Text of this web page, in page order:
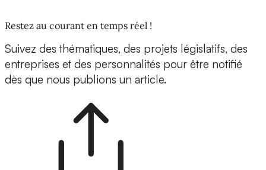
Restez au courant en temps réel !
Suivez des thématiques, des projets législatifs, des
entreprises et des personnalités pour être notifié
dès que nous publions un article.